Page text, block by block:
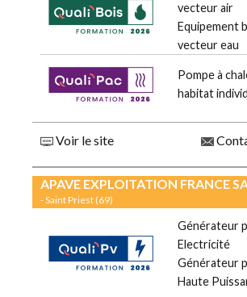
vecteur air
Equipement
vecteur eau
Pompe à
habitat
Voir le site
APAVE EXPLOITATION FRANCE
- Saint Priest (69)
Générateur
Electricité
Générateur
Haute